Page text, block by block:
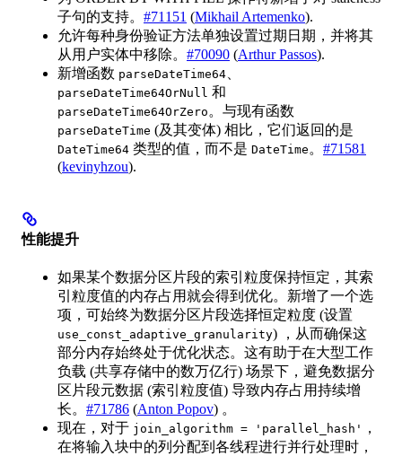
子句的支持。 #71151 (Mikhail Artemenko).
允许每种身份验证方法单独设置过期日期，并将其
从用户实体中移除。 #70090 (Arthur Passos).
新增函数 parseDateTime64、
parseDateTime64OrNull 和
parseDateTime64OrZero。与现有函数
parseDateTime (及其变体) 相比，它们返回的是
DateTime64 类型的值，而不是 DateTime。 #71581
(kevinyhzou).
性能提升
如果某个数据分区片段的索引粒度保持恒定，其索
引粒度值的内存占用就会得到优化。新增了一个选
项，可始终为数据分区片段选择恒定粒度 (设置
use_const_adaptive_granularity) ，从而确保这
部分内存始终处于优化状态。这有助于在大型工作
负载 (共享存储中的数万亿行) 场景下，避免数据分
区片段元数据 (索引粒度值) 导致内存占用持续增
长。 #71786 (Anton Popov) 。
现在，对于 join_algorithm = 'parallel_hash'
，
在将输入块中的列分配到各线程进行并行处理时，